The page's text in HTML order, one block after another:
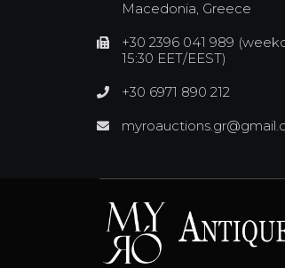
Macedonia, Greece
+30 2396 041 989
15:30 EET/EEST)
+30 6971 890 212